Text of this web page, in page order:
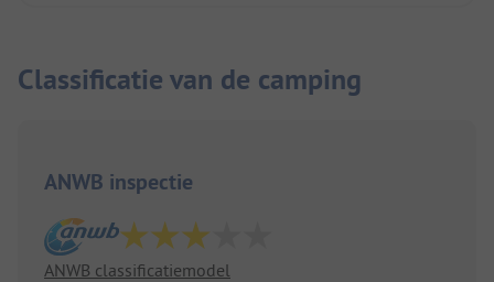
Classificatie van de camping
ANWB inspectie
ANWB classificatiemodel